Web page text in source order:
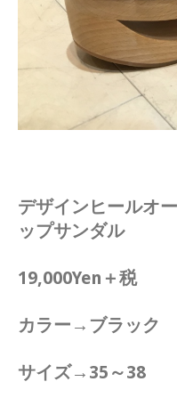
デザインヒールオ
ップサンダル
19,000Yen＋税
カラー→ブラック
サイズ→35～38